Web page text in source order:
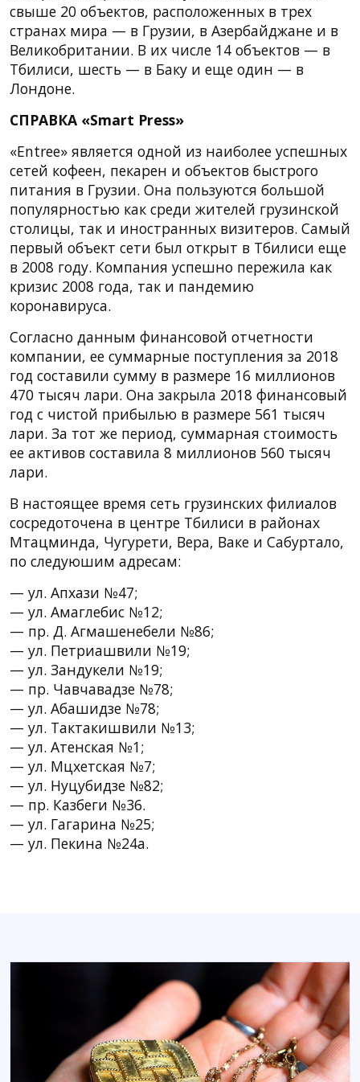
свыше 20 объектов, расположенных в трех
странах мира — в Грузии, в Азербайджане и в
Великобритании. В их числе 14 объектов — в
Тбилиси, шесть — в Баку и еще один — в
Лондоне.
СПРАВКА «Smart Press»
«Entree» является одной из наиболее успешных
сетей кофеен, пекарен и объектов быстрого
питания в Грузии. Она пользуются большой
популярностью как среди жителей грузинской
столицы, так и иностранных визитеров. Самый
первый объект сети был открыт в Тбилиси еще
в 2008 году. Компания успешно пережила как
кризис 2008 года, так и пандемию
коронавируса.
Согласно данным финансовой отчетности
компании, ее суммарные поступления за 2018
год составили сумму в размере 16 миллионов
470 тысяч лари. Она закрыла 2018 финансовый
год с чистой прибылью в размере 561 тысяч
лари. За тот же период, суммарная стоимость
ее активов составила 8 миллионов 560 тысяч
лари.
В настоящее время сеть грузинских филиалов
сосредоточена в центре Тбилиси в районах
Мтацминда, Чугурети, Вера, Ваке и Сабуртало,
по следуюшим адресам:
— ул. Апхази №47;
— ул. Амаглебис №12;
— пр. Д. Агмашенебели №86;
— ул. Петриашвили №19;
— ул. Зандукели №19;
— пр. Чавчавадзе №78;
— ул. Абашидзе №78;
— ул. Тактакишвили №13;
— ул. Атенская №1;
— ул. Мцхетская №7;
— ул. Нуцубидзе №82;
— пр. Казбеги №36.
— ул. Гагарина №25;
— ул. Пекина №24а.